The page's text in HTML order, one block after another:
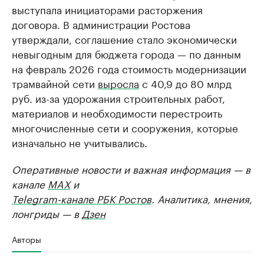
выступала инициаторами расторжения
договора. В администрации Ростова
утверждали, соглашение стало экономически
невыгодным для бюджета города — по данным
на февраль 2026 года стоимость модернизации
трамвайной сети выросла с 40,9 до 80 млрд
руб. из-за удорожания строительных работ,
материалов и необходимости перестроить
многочисленные сети и сооружения, которые
изначально не учитывались.
Оперативные новости и важная информация — в
канале MAXи
Telegram-канале РБК Ростов. Аналитика, мнения,
лонгриды — в Дзен
Авторы